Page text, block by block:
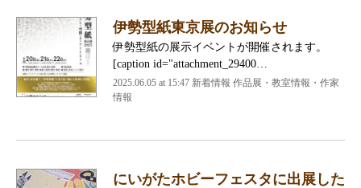
伊勢型紙東京展のお知らせ
伊勢型紙の展示イベントが開催されます。
[caption id="attachment_29400…
2025.06.05 at 15:47 新着情報 作品展・教室情報・作家
情報
にいがたホビーフェスタに出展した